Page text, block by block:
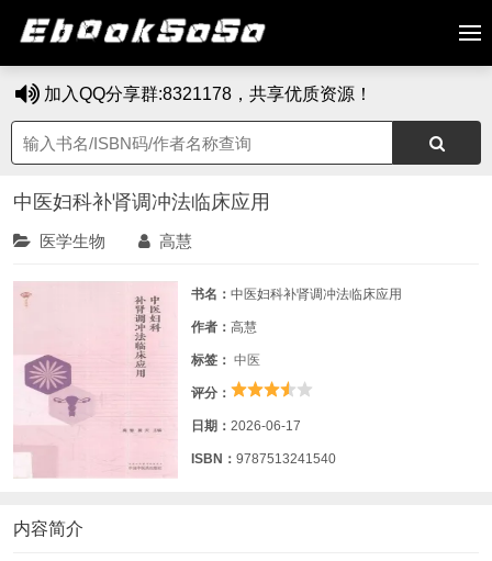
加入QQ分享群:8321178，共享优质资源！
中医妇科补肾调冲法临床应用
医学生物 高慧
书名： 中医妇科补肾调冲法临床应用
作者： 高慧
标签： 中医
评分：
日期： 2026-06-17
ISBN： 9787513241540
内容简介